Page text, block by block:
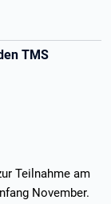
TMS
Teilnahme am
November.